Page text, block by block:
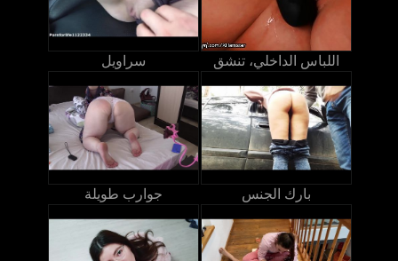
سراويل اللباس الداخلي، تنشق
جوارب طويلة بارك الجنس